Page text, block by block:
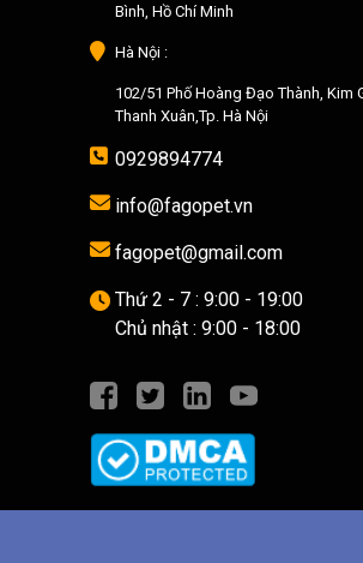
Bình, Hồ Chí Minh
Hà Nội :
102/51 Phố Hoàng Đạo Thành, Kim
Thanh Xuân,Tp. Hà Nội
0929894774
info@fagopet.vn
fagopet@gmail.com
Thứ 2 - 7 : 9:00 - 19:00
Chủ nhật : 9:00 - 18:00